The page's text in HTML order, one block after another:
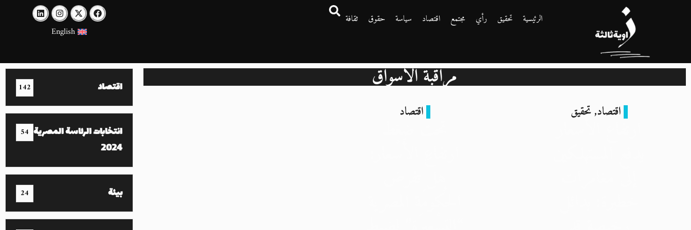
الرئيسية تحقيق رأي مجتمع اقتصاد سياسة حقوق
ثقافة
English
مراقبة الأسواق
اقتصاد,تحقيق اقتصاد
اقتصاد 142
انتخابات الرئاسة المصرية
2024
54
بيئة 24